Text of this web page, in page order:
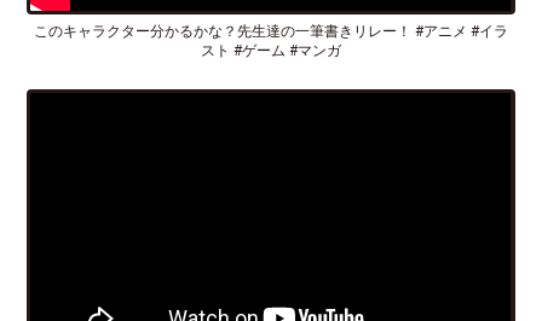
このキャラクター分かるかな？先生達の一筆書きリレー！ #アニメ #イラ
スト #ゲーム #マンガ